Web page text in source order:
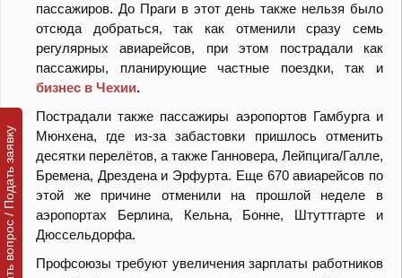
пассажиров. До Праги в этот день также нельзя было
отсюда добраться, так как отменили сразу семь
регулярных авиарейсов, при этом пострадали как
пассажиры, планирующие частные поездки, так и
бизнес в Чехии.
Пострадали также пассажиры аэропортов Гамбурга и
Мюнхена, где из-за забастовки пришлось отменить
десятки перелётов, а также Ганновера, Лейпцига/Галле,
Бремена, Дрездена и Эрфурта. Еще 670 авиарейсов по
этой же причине отменили на прошлой неделе в
аэропортах Берлина, Кельна, Бонне, Штуттгарте и
Дюссельдорфа.
Профсоюзы требуют увеличения зарплаты работников
Задать вопрос / Подать заявку